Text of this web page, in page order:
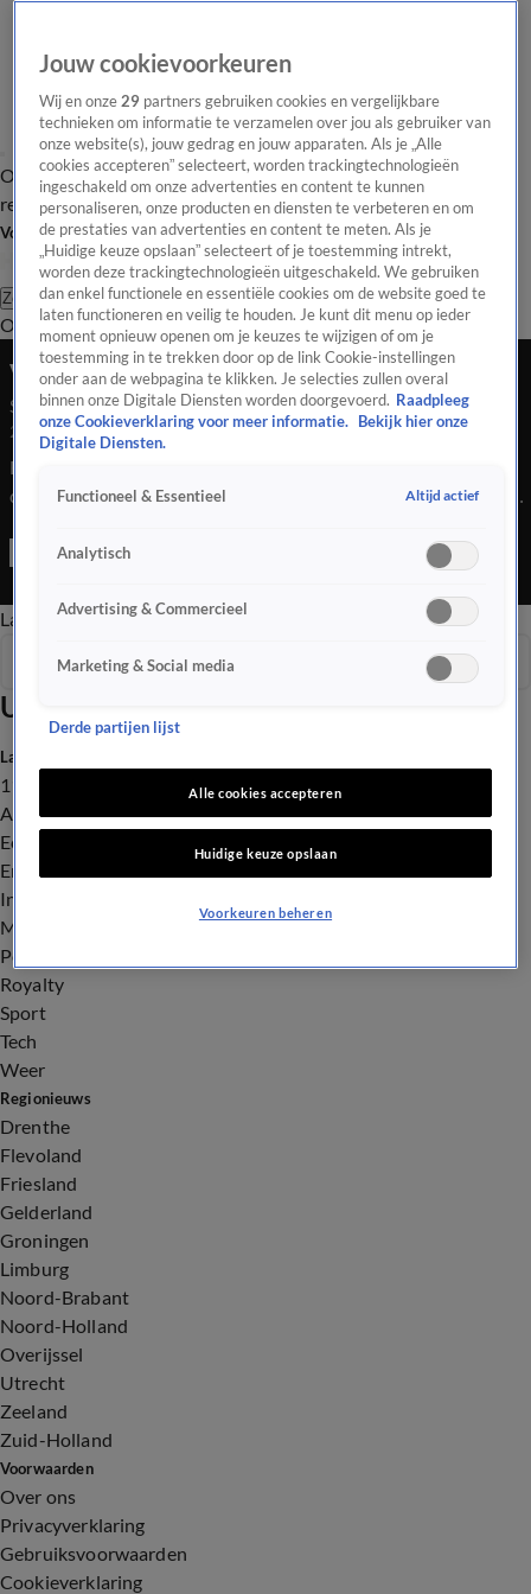
Overzicht Laatste nieuws Regionieuws Het beste van Hart
Tip de
redactie
Volg Hart van Nederland
Zoeken
OverzichtRegioUitzendingenWeerTip de redactiePanelVideo's
Vroege Editie
Seizoen 2026, aflevering 101
20 mei, 17:50
Een nieuw hoofdstuk in de asiel-crisis in ons land. Het is ZO
druk in het aanmeldcentrum in het Groningse Ter Apel, dat er
het aanmeldcentrum zijn nu meer dan 2300 mensen. Dat zijn er
de opvang regelt): het is hier onveilig. En dus lijkt het erop dat
Late EditieOchtend EditieVroege Editie
Uitzendingen
Seizoen 2026
Laatste nieuws
112
Advies & Tips
Economie
Entertainment
Infrastructuur
Milieu en Gezondheid
Politiek
Royalty
Sport
Tech
Weer
Regionieuws
Drenthe
Flevoland
Friesland
Gelderland
Groningen
Limburg
Noord-Brabant
Noord-Holland
Overijssel
Utrecht
Zeeland
Zuid-Holland
Voorwaarden
Over ons
Privacyverklaring
Gebruiksvoorwaarden
Cookieverklaring
Jouw cookievoorkeuren
Wij en onze29 partners gebruiken cookies en vergelijkbare
technieken om informatie te verzamelen over jou als gebruiker van
onze website(s), jouw gedrag en jouw apparaten. Als je „Alle
cookies accepteren” selecteert, worden trackingtechnologieën
ingeschakeld om onze advertenties en content te kunnen
personaliseren, onze producten en diensten te verbeteren en om
de prestaties van advertenties en content te meten. Als je
„Huidige keuze opslaan” selecteert of je toestemming intrekt,
worden deze trackingtechnologieën uitgeschakeld. We gebruiken
dan enkel functionele en essentiële cookies om de website goed te
laten functioneren en veilig te houden. Je kunt dit menu op ieder
moment opnieuw openen om je keuzes te wijzigen of om je
toestemming in te trekken door op de link Cookie-instellingen
onder aan de webpagina te klikken. Je selecties zullen overal
binnen onze Digitale Diensten worden doorgevoerd. Raadpleeg
onze Cookieverklaring voor meer informatie.
Bekijk hier onze
Digitale Diensten.
Functioneel & Essentieel Altijd actief
Analytisch
Advertising & Commercieel
Marketing & Social media
Derde partijen lijst
Alle cookies accepteren
Huidige keuze opslaan
Voorkeuren beheren